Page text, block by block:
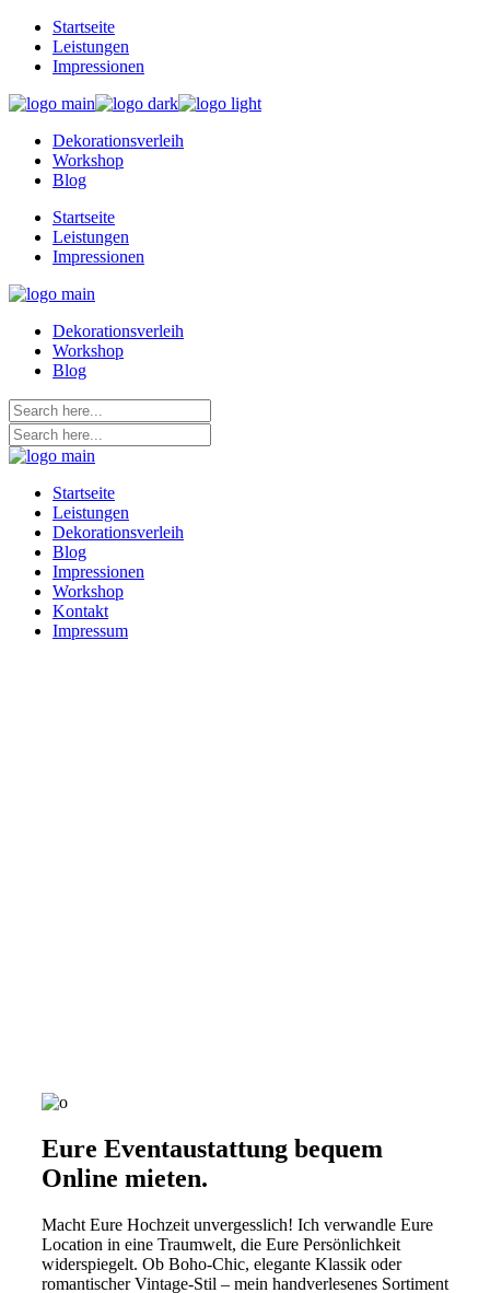
Skip
Startseite
Leistungen
Impressionen
Dekorationsverleih
Workshop
Blog
Startseite
Leistungen
Impressionen
Dekorationsverleih
Workshop
Blog
Startseite
Leistungen
Dekorationsverleih
Blog
Impressionen
Workshop
Kontakt
Impressum
Eure Eventaustattung bequem
Online mieten.
Macht Eure Hochzeit unvergesslich! Ich verwandle Eure
Location in eine Traumwelt, die Eure Persönlichkeit
widerspiegelt. Ob Boho-Chic, elegante Klassik oder
romantischer Vintage-Stil – mein handverlesenes Sortiment